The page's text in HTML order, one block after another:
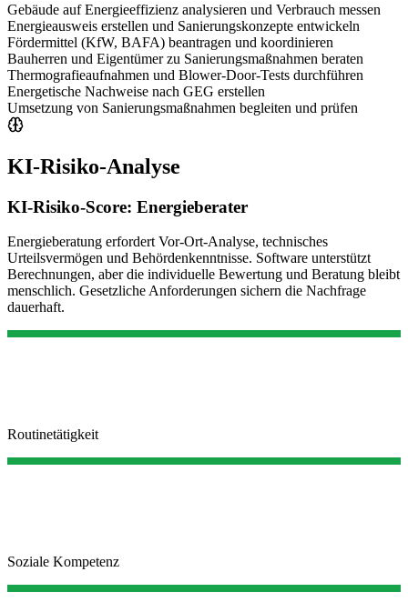
Gebäude auf Energieeffizienz analysieren und Verbrauch messen
Energieausweis erstellen und Sanierungskonzepte entwickeln
Fördermittel (KfW, BAFA) beantragen und koordinieren
Bauherren und Eigentümer zu Sanierungsmaßnahmen beraten
Thermografieaufnahmen und Blower-Door-Tests durchführen
Energetische Nachweise nach GEG erstellen
Umsetzung von Sanierungsmaßnahmen begleiten und prüfen
KI-Risiko-Analyse
KI-Risiko-Score: Energieberater
Energieberatung erfordert Vor-Ort-Analyse, technisches
Urteilsvermögen und Behördenkenntnisse. Software unterstützt
Berechnungen, aber die individuelle Bewertung und Beratung bleibt
menschlich. Gesetzliche Anforderungen sichern die Nachfrage
dauerhaft.
Routinetätigkeit
Soziale Kompetenz